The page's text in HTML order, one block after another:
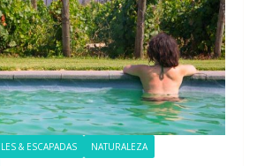
& ESCAPADAS
NATURALEZA